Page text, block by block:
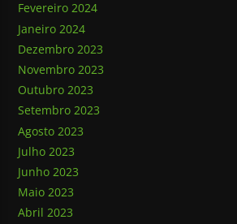
Fevereiro 2024
Janeiro 2024
Dezembro 2023
Novembro 2023
Outubro 2023
Setembro 2023
Agosto 2023
Julho 2023
Junho 2023
Maio 2023
Abril 2023